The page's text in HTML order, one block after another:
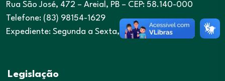
Rua São José, 472 – Areial, PB – CEP: 58.140-000
Telefone: (83) 98154-1629
Expediente: Segunda a Sexta, das 8h às 12h
Legislação